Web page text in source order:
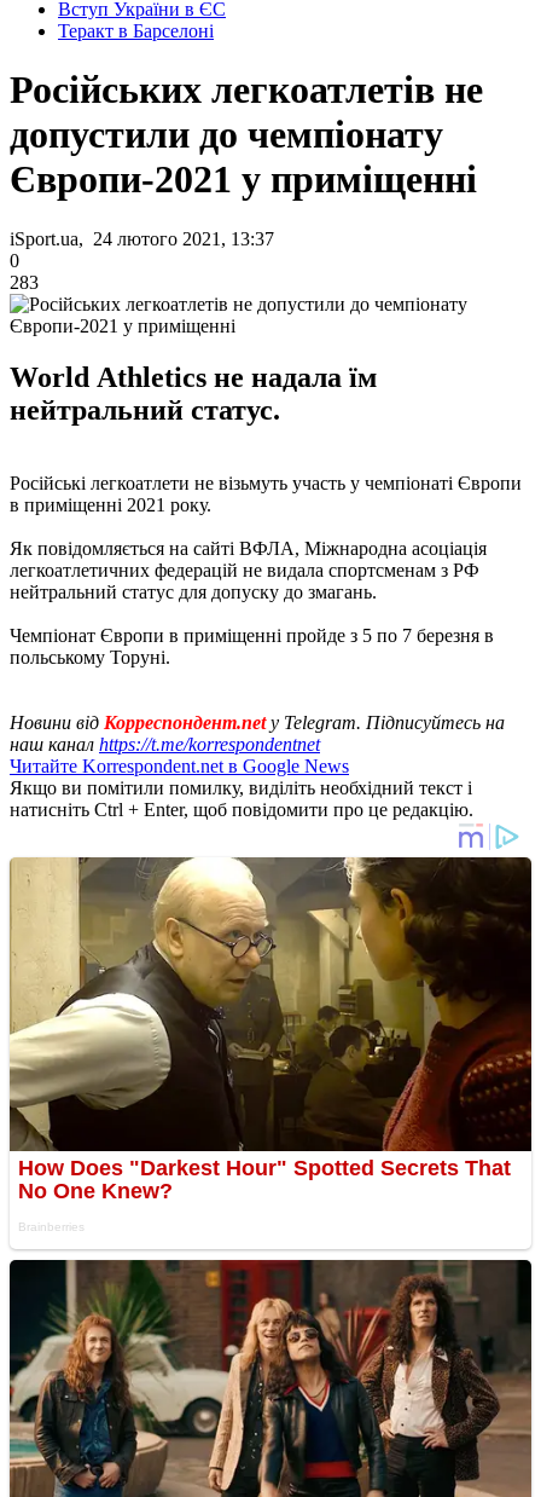
Вступ України в ЄС
Теракт в Барселоні
Російських легкоатлетів не
допустили до чемпіонату
Європи-2021 у приміщенні
iSport.ua, 24 лютого 2021, 13:37
0
283
World Аthletics не надала їм
нейтральний статус.
Російські легкоатлети не візьмуть участь у чемпіонаті Європи
в приміщенні 2021 року.
Як повідомляється на сайті ВФЛА, Міжнародна асоціація
легкоатлетичних федерацій не видала спортсменам з РФ
нейтральний статус для допуску до змагань.
Чемпіонат Європи в приміщенні пройде з 5 по 7 березня в
польському Торуні.
Новини від Корреспондент.netу Telegram. Підписуйтесь на
наш канал https://t.me/korrespondentnet
Читайте Korrespondent.net в Google News
Якщо ви помітили помилку, виділіть необхідний текст і
натисніть Ctrl + Enter, щоб повідомити про це редакцію.